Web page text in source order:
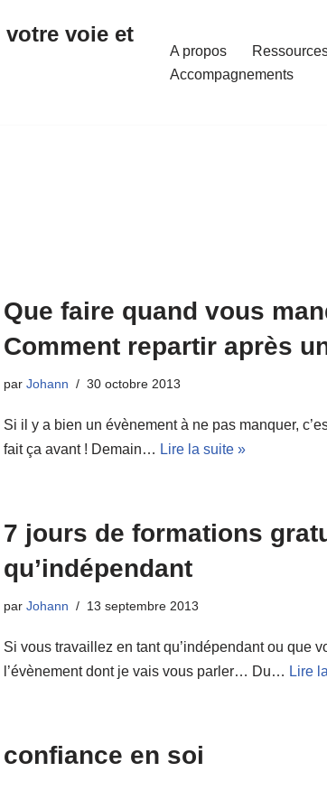
voie et
A propos
Accompagnements
Que faire quand vous
Comment repartir après
par Johann 30 octobre 2013
Si il y a bien un évènement à ne pas manquer,
fait ça avant ! Demain… Lire la suite »
7 jours de formations
qu’indépendant
par Johann 13 septembre 2013
Si vous travaillez en tant qu’indépendant ou que
l’évènement dont je vais vous parler… Du… Lire
en soi